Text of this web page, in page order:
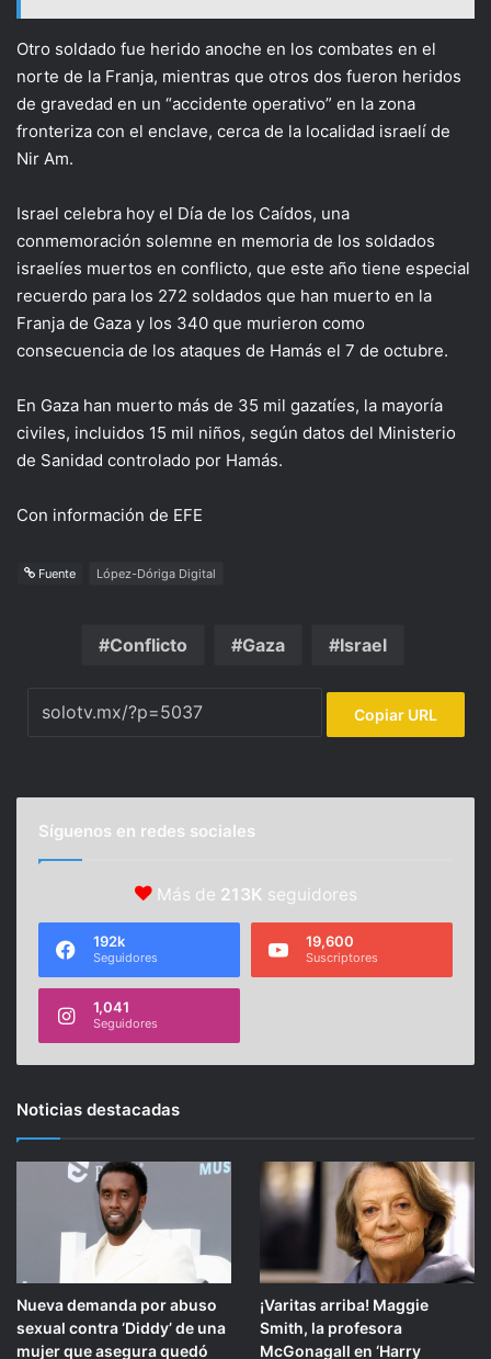
Otro soldado fue herido anoche en los combates en el
norte de la Franja, mientras que otros dos fueron heridos
de gravedad en un “accidente operativo” en la zona
fronteriza con el enclave, cerca de la localidad israelí de
Nir Am.
Israel celebra hoy el Día de los Caídos, una
conmemoración solemne en memoria de los soldados
israelíes muertos en conflicto, que este año tiene especial
recuerdo para los 272 soldados que han muerto en la
Franja de Gaza y los 340 que murieron como
consecuencia de los ataques de Hamás el 7 de octubre.
En Gaza han muerto más de 35 mil gazatíes, la mayoría
civiles, incluidos 15 mil niños, según datos del Ministerio
de Sanidad controlado por Hamás.
Con información de EFE
Fuente López-Dóriga Digital
Conflicto Gaza Israel
Copiar URL
Síguenos en redes sociales
Más de 213K seguidores
192k
Seguidores
19,600
Suscriptores
1,041
Seguidores
Noticias destacadas
Nueva demanda por abuso
sexual contra ‘Diddy’ de una
mujer que asegura quedó
¡Varitas arriba! Maggie
Smith, la profesora
McGonagall en ‘Harry